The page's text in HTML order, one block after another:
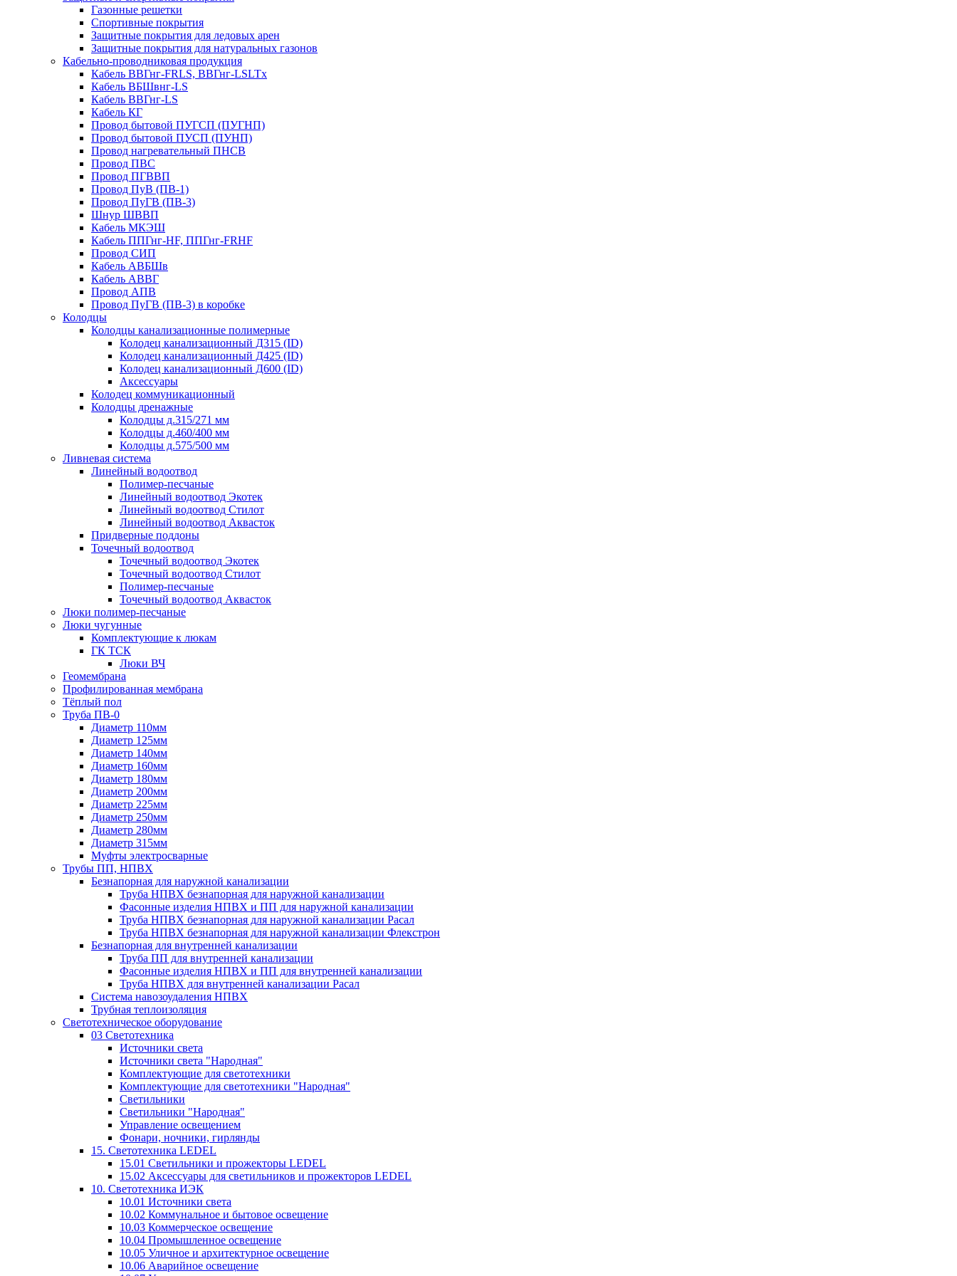
Газонные решетки
Спортивные покрытия
Защитные покрытия для ледовых арен
Защитные покрытия для натуральных газонов
Кабельно-проводниковая продукция
Кабель ВВГнг-FRLS, ВВГнг-LSLTx
Кабель ВБШвнг-LS
Кабель ВВГнг-LS
Кабель КГ
Провод бытовой ПУГСП (ПУГНП)
Провод бытовой ПУСП (ПУНП)
Провод нагревательный ПНСВ
Провод ПВС
Провод ПГВВП
Провод ПуВ (ПВ-1)
Провод ПуГВ (ПВ-3)
Шнур ШВВП
Кабель МКЭШ
Кабель ППГнг-HF, ППГнг-FRHF
Провод СИП
Кабель АВБШв
Кабель АВВГ
Провод АПВ
Провод ПуГВ (ПВ-3) в коробке
Колодцы
Колодцы канализационные полимерные
Колодец канализационный Д315 (ID)
Колодец канализационный Д425 (ID)
Колодец канализационный Д600 (ID)
Аксессуары
Колодец коммуникационный
Колодцы дренажные
Колодцы д.315/271 мм
Колодцы д.460/400 мм
Колодцы д.575/500 мм
Ливневая система
Линейный водоотвод
Полимер-песчаные
Линейный водоотвод Экотек
Линейный водоотвод Стилот
Линейный водоотвод Аквасток
Придверные поддоны
Точечный водоотвод
Точечный водоотвод Экотек
Точечный водоотвод Стилот
Полимер-песчаные
Точечный водоотвод Аквасток
Люки полимер-песчаные
Люки чугунные
Комплектующие к люкам
ГК ТСК
Люки ВЧ
Геомембрана
Профилированная мембрана
Тёплый пол
Труба ПВ-0
Диаметр 110мм
Диаметр 125мм
Диаметр 140мм
Диаметр 160мм
Диаметр 180мм
Диаметр 200мм
Диаметр 225мм
Диаметр 250мм
Диаметр 280мм
Диаметр 315мм
Муфты электросварные
Трубы ПП, НПВХ
Безнапорная для наружной канализации
Труба НПВХ безнапорная для наружной канализации
Фасонные изделия НПВХ и ПП для наружной канализации
Труба НПВХ безнапорная для наружной канализации Расал
Труба НПВХ безнапорная для наружной канализации Флекстрон
Безнапорная для внутренней канализации
Труба ПП для внутренней канализации
Фасонные изделия НПВХ и ПП для внутренней канализации
Труба НПВХ для внутренней канализации Расал
Система навозоудаления НПВХ
Трубная теплоизоляция
Светотехническое оборудование
03 Светотехника
Источники света
Источники света "Народная"
Комплектующие для светотехники
Комплектующие для светотехники "Народная"
Светильники
Светильники "Народная"
Управление освещением
Фонари, ночники, гирлянды
15. Светотехника LEDEL
15.01 Светильники и прожекторы LEDEL
15.02 Аксессуары для светильников и прожекторов LEDEL
10. Светотехника ИЭК
10.01 Источники света
10.02 Коммунальное и бытовое освещение
10.03 Коммерческое освещение
10.04 Промышленное освещение
10.05 Уличное и архитектурное освещение
10.06 Аварийное освещение